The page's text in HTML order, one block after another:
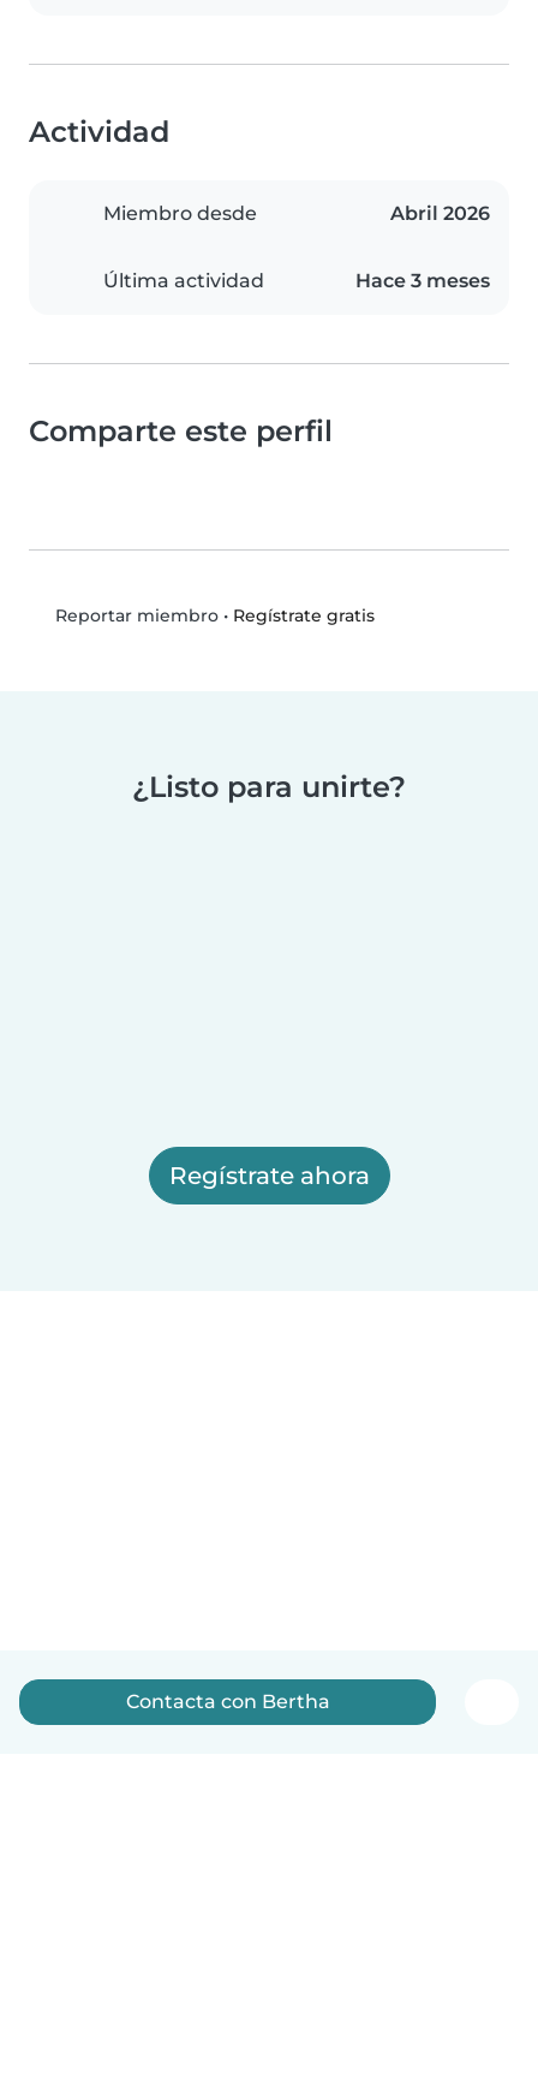
Actividad
Miembro desde Abril 2026
Última actividad Hace 3 meses
Comparte este perfil
Reportar miembro• Regístrate gratis
¿Listo para unirte?
Regístrate ahora
Contacta con Bertha